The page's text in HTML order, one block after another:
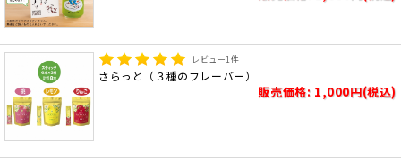
レビュー1件
さらっと（３種のフレーバー）
販売価格: 1,000円(税込)